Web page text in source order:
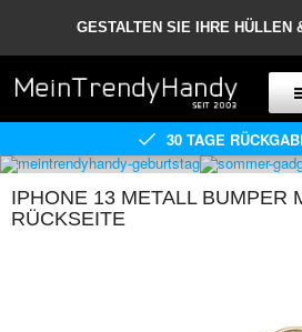
GESTALTEN SIE IHRE HÜLLEN
30 TAGE
IPHONE 13 METALL BUMPER
RÜCKSEITE